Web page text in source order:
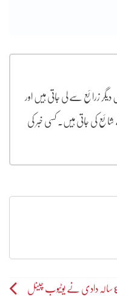
دیگر زرائع سے لی جاتی ہیں اور
شائع کی جاتی ہیں۔ کسی خبر کی
85 سالہ دادی نے یوٹیوب چینل